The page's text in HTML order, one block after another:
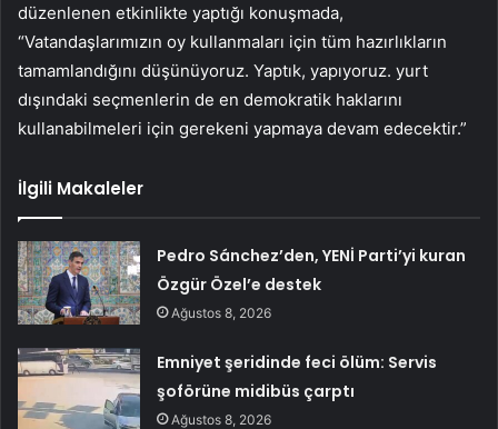
düzenlenen etkinlikte yaptığı konuşmada,
“Vatandaşlarımızın oy kullanmaları için tüm hazırlıkların
tamamlandığını düşünüyoruz. Yaptık, yapıyoruz. yurt
dışındaki seçmenlerin de en demokratik haklarını
kullanabilmeleri için gerekeni yapmaya devam edecektir.”
İlgili Makaleler
Pedro Sánchez’den, YENİ Parti’yi kuran
Özgür Özel’e destek
Ağustos 8, 2026
Emniyet şeridinde feci ölüm: Servis
şoförüne midibüs çarptı
Ağustos 8, 2026